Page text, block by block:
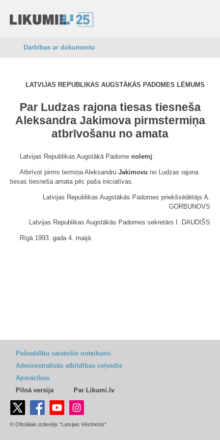
Darbības ar dokumentu
LATVIJAS REPUBLIKAS AUGSTĀKĀS PADOMES LĒMUMS
Par Ludzas rajona tiesas tiesneša
Aleksandra Jakimova pirmstermiņa
atbrīvošanu no amata
Latvijas Republikas Augstākā Padome nolemj:
Atbrīvot pirms termiņa Aleksandru Jakimovu no Ludzas rajona
tiesas tiesneša amata pēc paša iniciatīvas.
Latvijas Republikas Augstākās Padomes priekšsēdētājs A.
GORBUNOVS
Latvijas Republikas Augstākās Padomes sekretārs I. DAUDIŠS
Rīgā 1993. gada 4. maijā
Pašvaldību saistošie noteikumi
Administratīvās atbildības ceļvedis
Apmācības
Pilnā versija
Par Likumi.lv
© Oficiālais izdevējs "Latvijas Vēstnesis"